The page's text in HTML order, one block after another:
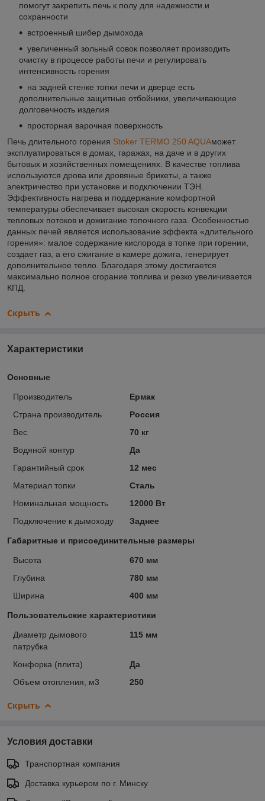
помогут закрепить печь к полу для надежности и
сохранности
встроенный шибер дымохода
увеличенный зольный совок позволяет производить
очистку в процессе работы печи и регулировать
интенсивность горения
на задней стенке топки печи и дверце есть
дополнительные защитные отбойники, увеличивающие
долговечность изделия
просторная варочная поверхность
Печь длительного горения Stoker TERMO 250 AQUAможет
эксплуатироваться в домах, гаражах, на даче и в других
бытовых и хозяйственных помещениях. В качестве топлива
используются дрова или дровяные брикеты, а также
электричество при установке и подключении ТЭН.
Эффективность нагрева и поддержание комфортной
температуры обеспечивает высокая скорость конвекции
тепловых потоков и дожигание топочного газа. Особенностью
данных печей является использование эффекта «длительного
горения»: малое содержание кислорода в топке при горении,
создает газ, а его сжигание в камере дожига, генерирует
дополнительное тепло. Благодаря этому достигается
максимально полное сгорание топлива и резко увеличивается
КПД.
Скрыть
Характеристики
Основные
Производитель
Ермак
Страна производитель
Россия
Вес
70 кг
Водяной контур
Да
Гарантийный срок
12 мес
Материал топки
Сталь
Номинальная мощность
12000 Вт
Подключение к дымоходу
Заднее
Габаритные и присоединительные размеры
Высота
670 мм
Глубина
780 мм
Ширина
400 мм
Пользовательские характеристики
Диаметр дымового
патрубка
115 мм
Конфорка (плита)
Да
Объем отопления, м3
250
Скрыть
Условия доставки
Транспортная компания
Доставка курьером по г. Минску